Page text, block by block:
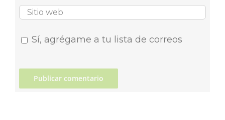
Sí, agrégame a tu lista de correos